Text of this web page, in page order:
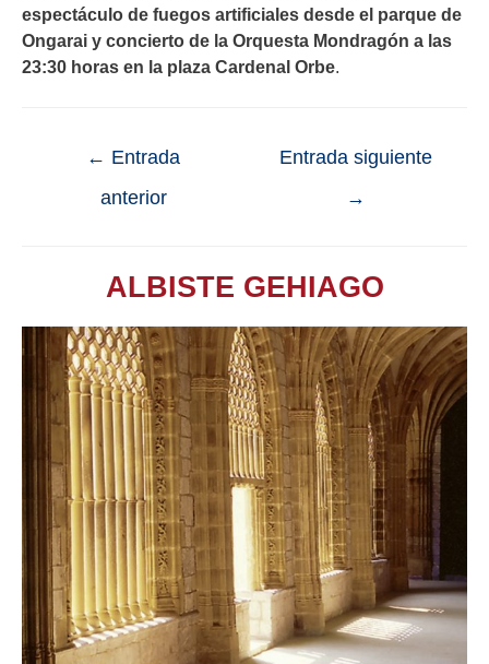
espectáculo de fuegos artificiales desde el parque de
Ongarai y concierto de la Orquesta Mondragón a las
23:30 horas en la plaza Cardenal Orbe.
← Entrada
anterior
Entrada siguiente
→
ALBISTE GEHIAGO